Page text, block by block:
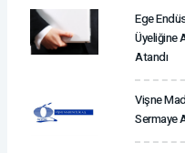
Ege
Üyeliğine
Atandı
Vişne
Sermaye